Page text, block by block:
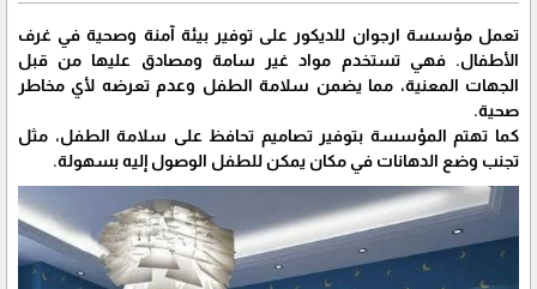
تعمل مؤسسة ارجوان للديكور على توفير بيئة آمنة وصحية في غرف
الأطفال. فهي تستخدم مواد غير سامة ومصادق عليها من قبل
الجهات المعنية، مما يضمن سلامة الطفل وعدم تعرضه لأي مخاطر
صحية.
كما تهتم المؤسسة بتوفير تصاميم تحافظ على سلامة الطفل، مثل
تجنب وضع الدهانات في مكان يمكن للطفل الوصول إليه بسهولة.